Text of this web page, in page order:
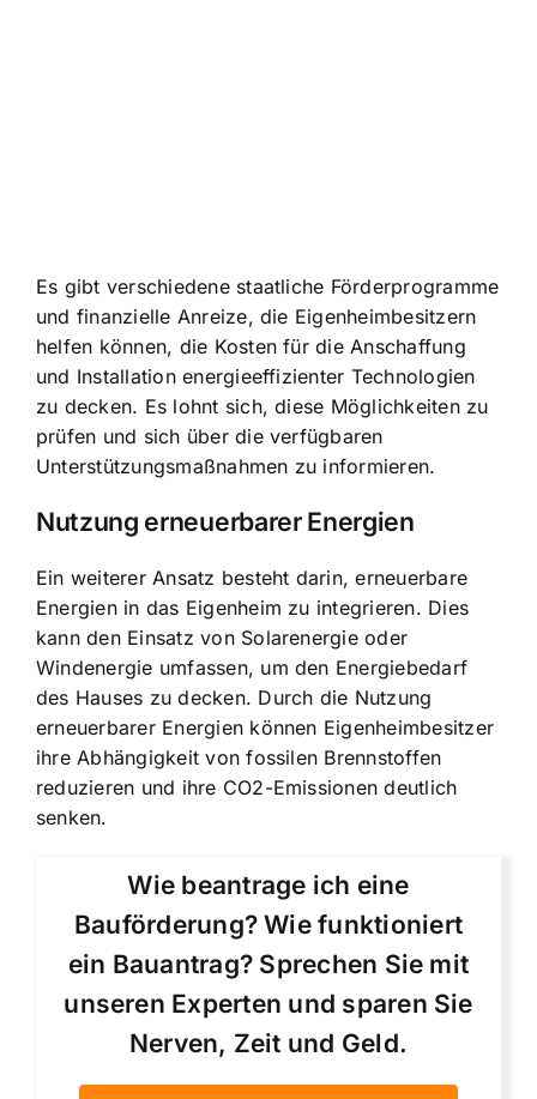
Es gibt verschiedene staatliche Förderprogramme
und finanzielle Anreize, die Eigenheimbesitzern
helfen können, die Kosten für die Anschaffung
und Installation energieeffizienter Technologien
zu decken. Es lohnt sich, diese Möglichkeiten zu
prüfen und sich über die verfügbaren
Unterstützungsmaßnahmen zu informieren.
Nutzung erneuerbarer Energien
Ein weiterer Ansatz besteht darin, erneuerbare
Energien in das Eigenheim zu integrieren. Dies
kann den Einsatz von Solarenergie oder
Windenergie umfassen, um den Energiebedarf
des Hauses zu decken. Durch die Nutzung
erneuerbarer Energien können Eigenheimbesitzer
ihre Abhängigkeit von fossilen Brennstoffen
reduzieren und ihre CO2-Emissionen deutlich
senken.
Wie beantrage ich eine
Bauförderung? Wie funktioniert
ein Bauantrag? Sprechen Sie mit
unseren Experten und sparen Sie
Nerven, Zeit und Geld.